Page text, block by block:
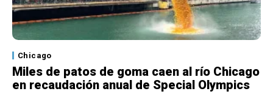
Chicago
Miles de patos de goma caen al río Chicago
en recaudación anual de Special Olympics